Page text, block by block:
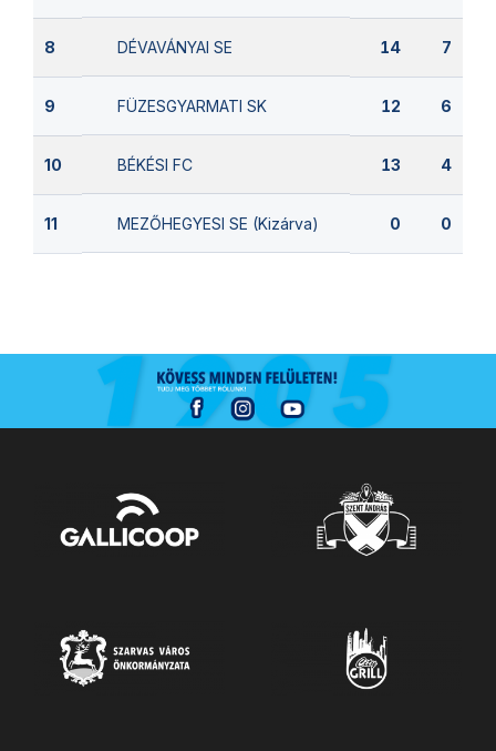
8 DÉVAVÁNYAI SE 14 7
9 FÜZESGYARMATI SK 12 6
10 BÉKÉSI FC 13 4
11 MEZŐHEGYESI SE (Kizárva) 0 0